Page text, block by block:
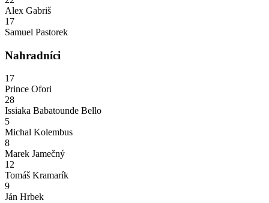
Alex Gabriš
17
Samuel Pastorek
Nahradníci
17
Prince Ofori
28
Issiaka Babatounde Bello
5
Michal Kolembus
8
Marek Jamečný
12
Tomáš Kramarík
9
Ján Hrbek